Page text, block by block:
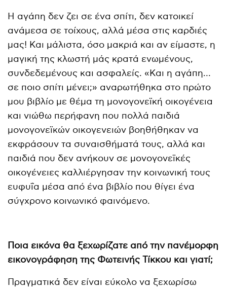
Η αγάπη δεν ζει σε ένα σπίτι, δεν κατοικεί
ανάμεσα σε τοίχους, αλλά μέσα στις καρδιές
μας! Και μάλιστα, όσο μακριά και αν είμαστε, η
μαγική της κλωστή μάς κρατά ενωμένους,
συνδεδεμένους και ασφαλείς. «Και η αγάπη…
σε ποιο σπίτι μένει;» αναρωτήθηκα στο πρώτο
μου βιβλίο με θέμα τη μονογονεϊκή οικογένεια
και νιώθω περήφανη που πολλά παιδιά
μονογονεϊκών οικογενειών βοηθήθηκαν να
εκφράσουν τα συναισθήματά τους, αλλά και
παιδιά που δεν ανήκουν σε μονογονεϊκές
οικογένειες καλλιέργησαν την κοινωνική τους
ευφυΐα μέσα από ένα βιβλίο που θίγει ένα
σύγχρονο κοινωνικό φαινόμενο.
Ποια εικόνα θα ξεχωρίζατε από την πανέμορφη
εικονογράφηση της Φωτεινής Τίκκου και γιατί;
Πραγματικά δεν είναι εύκολο να ξεχωρίσω